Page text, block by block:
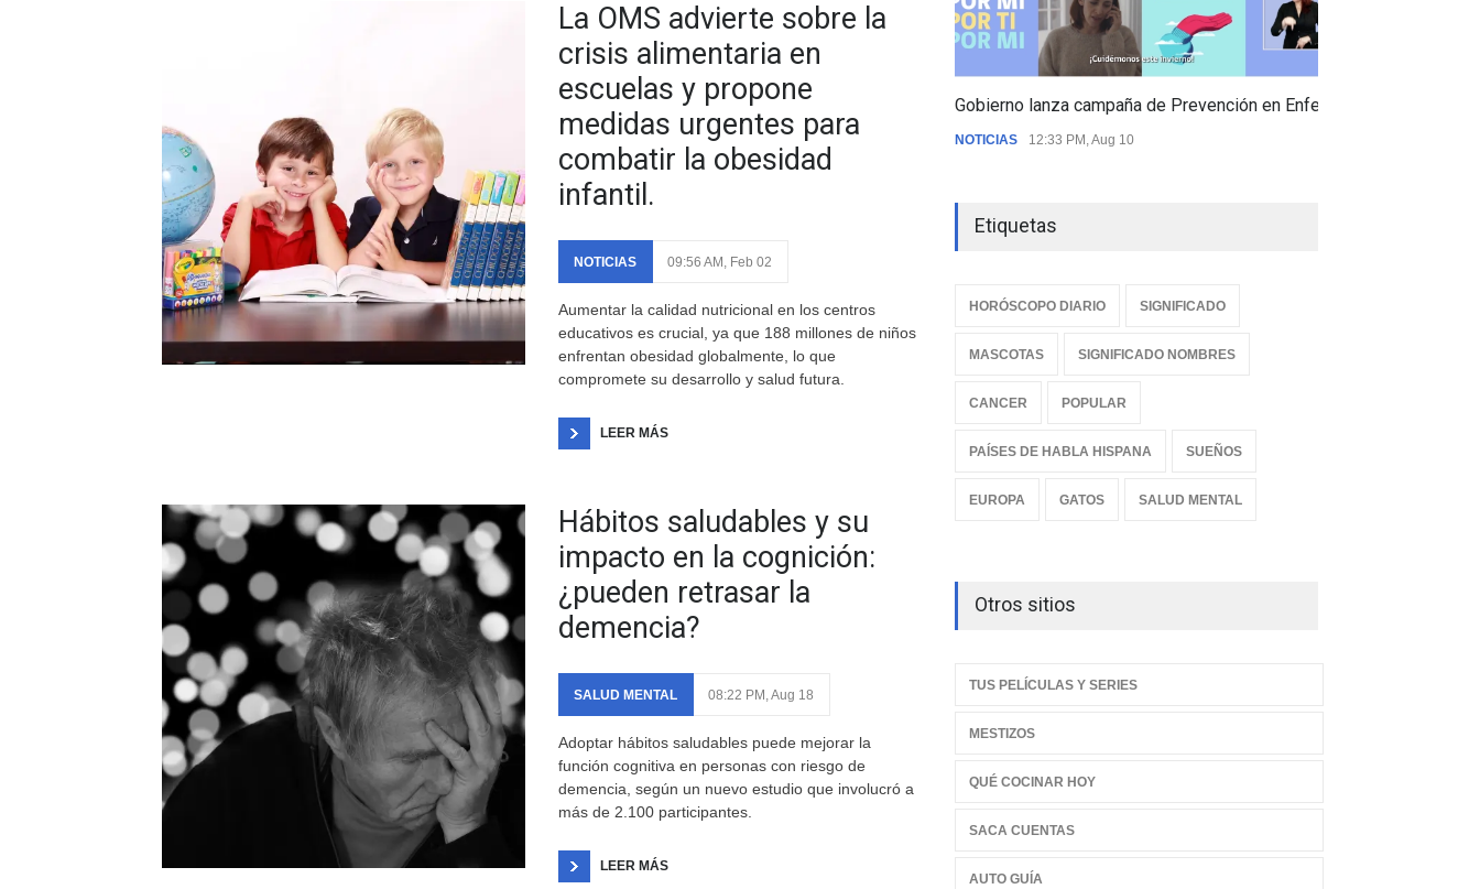
La OMS advierte sobre la
crisis alimentaria en
escuelas y propone
medidas urgentes para
combatir la obesidad
infantil.
NOTICIAS 09:56 AM, Feb 02
Aumentar la calidad nutricional en los centros
educativos es crucial, ya que 188 millones de niños
enfrentan obesidad globalmente, lo que
compromete su desarrollo y salud futura.
LEER MÁS
Hábitos saludables y su
impacto en la cognición:
¿pueden retrasar la
demencia?
SALUD MENTAL 08:22 PM, Aug 18
Adoptar hábitos saludables puede mejorar la
función cognitiva en personas con riesgo de
demencia, según un nuevo estudio que involucró a
más de 2.100 participantes.
LEER MÁS
Gobierno lanza campaña de Prevención en Enfermedades
NOTICIAS 12:33 PM, Aug 10
Etiquetas
HORÓSCOPO DIARIO SIGNIFICADO
MASCOTAS SIGNIFICADO NOMBRES
CANCER POPULAR
PAÍSES DE HABLA HISPANA SUEÑOS
EUROPA GATOS SALUD MENTAL
Otros sitios
TUS PELÍCULAS Y SERIES
MESTIZOS
QUÉ COCINAR HOY
SACA CUENTAS
AUTO GUÍA